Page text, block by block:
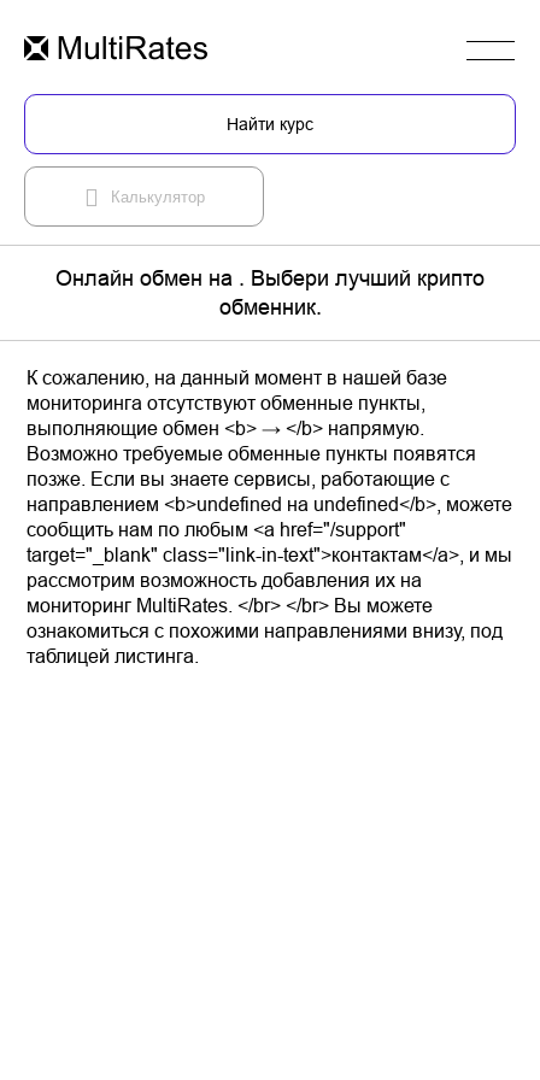
Найти курс
Калькулятор
Онлайн обмен на . Выбери лучший крипто
обменник.
К сожалению, на данный момент в нашей базе
мониторинга отсутствуют обменные пункты,
выполняющие обмен <b> → </b> напрямую.
Возможно требуемые обменные пункты появятся
позже. Если вы знаете сервисы, работающие с
направлением <b>undefined на undefined</b>, можете
сообщить нам по любым <a href="/support"
target="_blank" class="link-in-text">контактам</a>, и мы
рассмотрим возможность добавления их на
мониторинг MultiRates. </br> </br> Вы можете
ознакомиться с похожими направлениями внизу, под
таблицей листинга.